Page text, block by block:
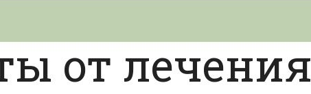
от лечения